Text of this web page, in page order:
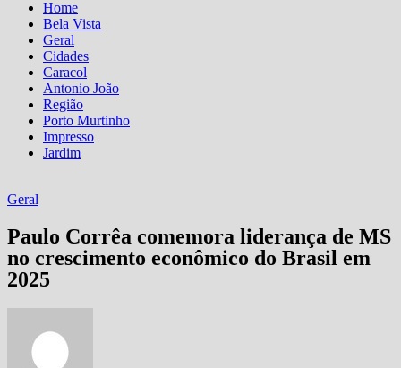
Home
Bela Vista
Geral
Cidades
Caracol
Antonio João
Região
Porto Murtinho
Impresso
Jardim
Geral
Paulo Corrêa comemora liderança de MS
no crescimento econômico do Brasil em
2025